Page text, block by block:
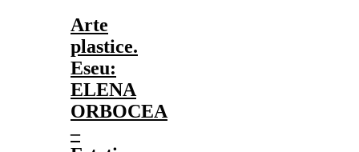
Arte
plastice.
Eseu:
ELENA
ORBOCEA
–